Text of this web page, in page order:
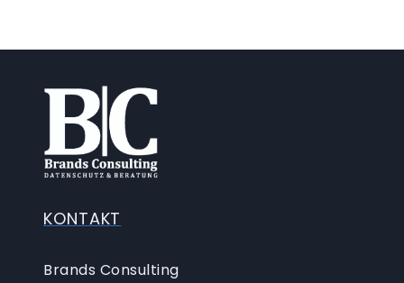
KONTAKT
Brands Consulting